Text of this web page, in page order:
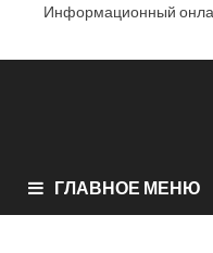
Информационный
ГЛАВНОЕ МЕНЮ